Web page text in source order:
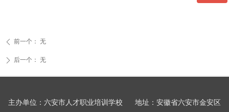
ꄴ 前一个： 无
ꄲ 后一个： 无
主办单位：六安市人才职业培训学校 地址：安徽省六安市金安区